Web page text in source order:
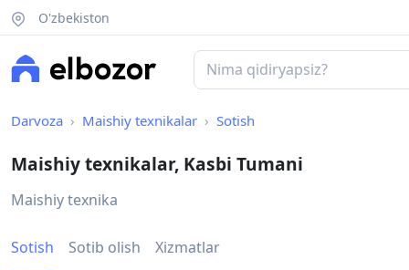
O'zbekiston
Darvoza Maishiy texnikalar Sotish
Maishiy texnikalar, Kasbi Tumani
Maishiy texnika
Sotish Sotib olish Xizmatlar